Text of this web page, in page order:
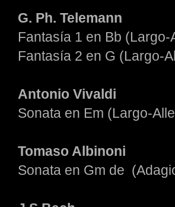
G. Ph. Telemann
Fantasía 1 en Bb (Largo-
Fantasía 2 en G (Largo-
Antonio Vivaldi
Sonata en Em (Largo-
Tomaso Albinoni
Sonata en Gm de